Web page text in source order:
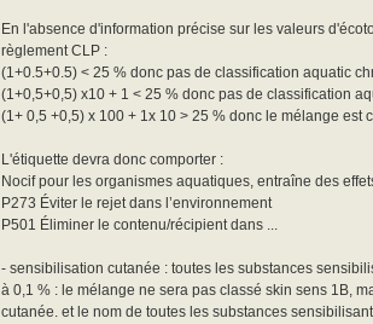
En l'absence d'information précise sur les valeurs
règlement CLP :
(1+0.5+0.5) < 25 % donc pas de classification aquatic
(1+0,5+0,5) x10 + 1 < 25 % donc pas de classification
(1+ 0,5 +0,5) x 100 + 1x 10 > 25 % donc le mélange est
L'étiquette devra donc comporter :
Nocif pour les organismes aquatiques, entraîne des
P273 Éviter le rejet dans l’environnement
P501 Éliminer le contenu/récipient dans ...
- sensibilisation cutanée : toutes les substances
à 0,1 % : le mélange ne sera pas classé skin sens 1B,
cutanée. et le nom de toutes les substances